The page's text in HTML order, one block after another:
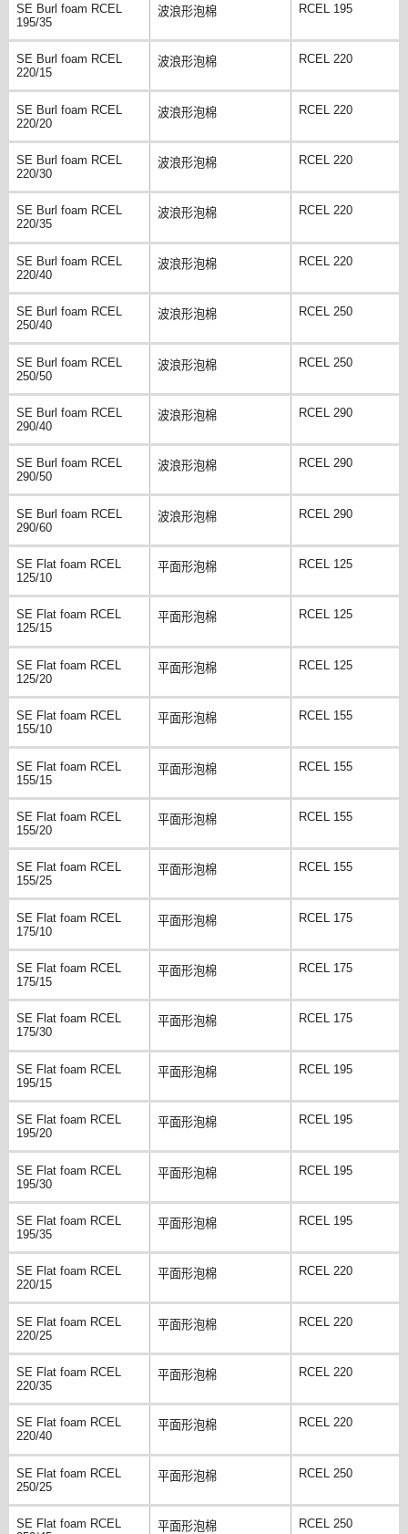
SE Burl foam RCEL
195/35
波浪形泡棉 RCEL 195
SE Burl foam RCEL
220/15
波浪形泡棉 RCEL 220
SE Burl foam RCEL
220/20
波浪形泡棉 RCEL 220
SE Burl foam RCEL
220/30
波浪形泡棉 RCEL 220
SE Burl foam RCEL
220/35
波浪形泡棉 RCEL 220
SE Burl foam RCEL
220/40
波浪形泡棉 RCEL 220
SE Burl foam RCEL
250/40
波浪形泡棉 RCEL 250
SE Burl foam RCEL
250/50
波浪形泡棉 RCEL 250
SE Burl foam RCEL
290/40
波浪形泡棉 RCEL 290
SE Burl foam RCEL
290/50
波浪形泡棉 RCEL 290
SE Burl foam RCEL
290/60
波浪形泡棉 RCEL 290
SE Flat foam RCEL
125/10
平面形泡棉 RCEL 125
SE Flat foam RCEL
125/15
平面形泡棉 RCEL 125
SE Flat foam RCEL
125/20
平面形泡棉 RCEL 125
SE Flat foam RCEL
155/10
平面形泡棉 RCEL 155
SE Flat foam RCEL
155/15
平面形泡棉 RCEL 155
SE Flat foam RCEL
155/20
平面形泡棉 RCEL 155
SE Flat foam RCEL
155/25
平面形泡棉 RCEL 155
SE Flat foam RCEL
175/10
平面形泡棉 RCEL 175
SE Flat foam RCEL
175/15
平面形泡棉 RCEL 175
SE Flat foam RCEL
175/30
平面形泡棉 RCEL 175
SE Flat foam RCEL
195/15
平面形泡棉 RCEL 195
SE Flat foam RCEL
195/20
平面形泡棉 RCEL 195
SE Flat foam RCEL
195/30
平面形泡棉 RCEL 195
SE Flat foam RCEL
195/35
平面形泡棉 RCEL 195
SE Flat foam RCEL
220/15
平面形泡棉 RCEL 220
SE Flat foam RCEL
220/25
平面形泡棉 RCEL 220
SE Flat foam RCEL
220/35
平面形泡棉 RCEL 220
SE Flat foam RCEL
220/40
平面形泡棉 RCEL 220
SE Flat foam RCEL
250/25
平面形泡棉 RCEL 250
SE Flat foam RCEL
平面形泡棉 RCEL 250